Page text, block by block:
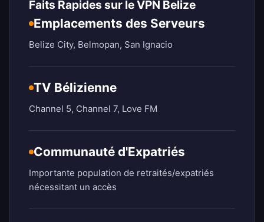
Faits Rapides sur le VPN Belize
Emplacements des Serveurs
Belize City, Belmopan, San Ignacio
TV Bélizienne
Channel 5, Channel 7, Love FM
Communauté d'Expatriés
Importante population de retraités/expatriés
nécessitant un accès